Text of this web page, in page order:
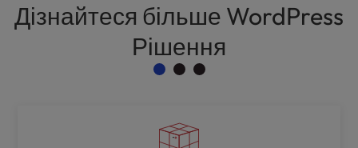
Дізнайтеся більше WordPress
Рішення